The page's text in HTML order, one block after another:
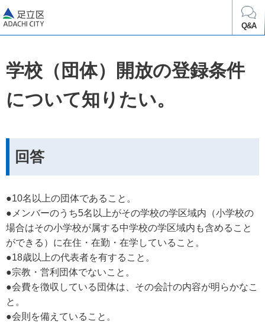
Q&A
学校（団体）開放の登録条件
について知りたい。
回答
●10名以上の団体であること。
●メンバーのうち5名以上がその学校の学区域内（小学校の
場合はその小学校が属する中学校の学区域内も含めること
ができる）に在住・在勤・在学していること。
●18歳以上の代表者を有すること。
●宗教・営利団体でないこと。
●会費を徴収している団体は、その会計の内容が明らかなこ
と。
●会則を備えていること。